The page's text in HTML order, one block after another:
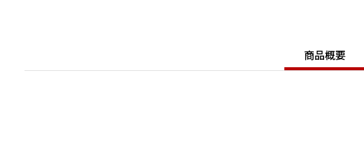
商品概要